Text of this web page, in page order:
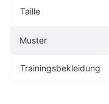
Taille
Muster
Trainingsbekleidung